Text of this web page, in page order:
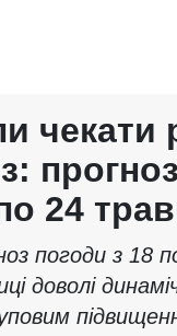
чекати
24
погоди з 18
доволі